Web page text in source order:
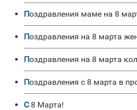
поздравления маме на 8
поздравления на 8 марта
поздравления на 8 марта
Поздравления с 8 марта в
С 8 Марта!